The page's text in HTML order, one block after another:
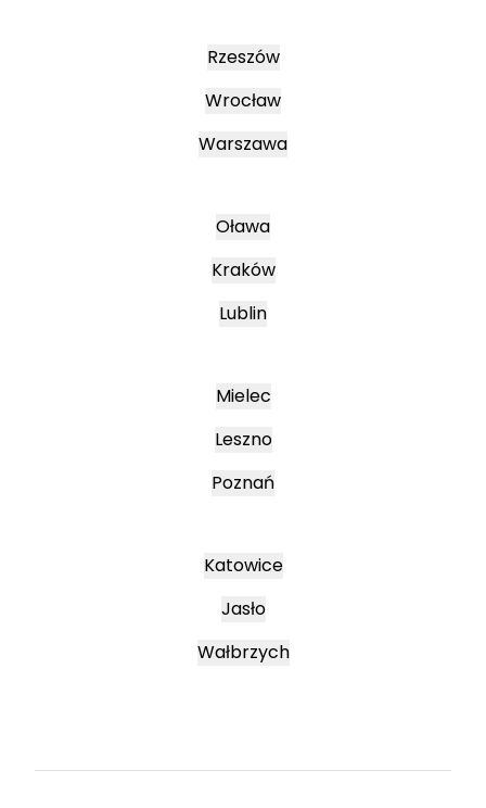
Rzeszów
Wrocław
Warszawa
Oława
Kraków
Lublin
Mielec
Leszno
Poznań
Katowice
Jasło
Wałbrzych